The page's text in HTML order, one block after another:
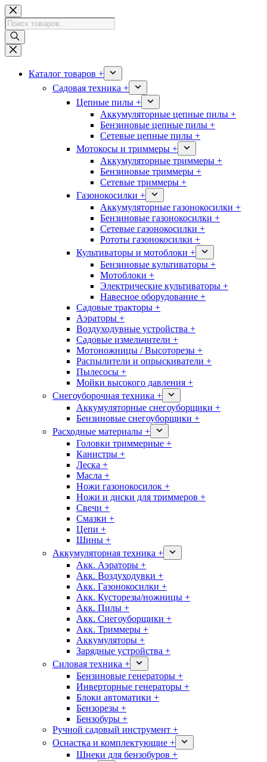
Перейти
к
сути
Поиск
товаров
Каталог товаров +
Садовая техника +
Цепные пилы +
Аккумуляторные цепные пилы +
Бензиновые цепные пилы +
Сетевые цепные пилы +
Мотокосы и триммеры +
Аккумуляторные триммеры +
Бензиновые триммеры +
Сетевые триммеры +
Газонокосилки +
Аккумуляторные газонокосилки +
Бензиновые газонокосилки +
Сетевые газонокосилки +
Рототы газонокосилки +
Культиваторы и мотоблоки +
Бензиновые культиваторы +
Мотоблоки +
Электрические культиваторы +
Навесное оборудование +
Садовые тракторы +
Аэраторы +
Воздуходувные устройства +
Садовые измельчители +
Мотоножницы / Высоторезы +
Распылители и опрыскиватели +
Пылесосы +
Мойки высокого давления +
Снегоуборочная техника +
Аккумуляторные снегоуборщики +
Бензиновые снегоуборщики +
Расходные материалы +
Головки триммерные +
Канистры +
Леска +
Масла +
Ножи газонокосилок +
Ножи и диски для триммеров +
Свечи +
Смазки +
Цепи +
Шины +
Аккумуляторная техника +
Акк. Аэраторы +
Акк. Воздуходувки +
Акк. Газонокосилки +
Акк. Кусторезы/ножницы +
Акк. Пилы +
Акк. Снегоуборщики +
Акк. Триммеры +
Аккумуляторы +
Зарядные устройства +
Силовая техника +
Бензиновые генераторы +
Инверторные генераторы +
Блоки автоматики +
Бензорезы +
Бензобуры +
Ручной садовый инструмент +
Оснастка и комплектующие +
Шнеки для бензобуров +